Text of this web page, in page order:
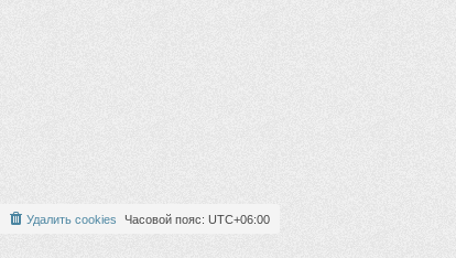
Часовой пояс: UTC+06:00
Удалить cookies